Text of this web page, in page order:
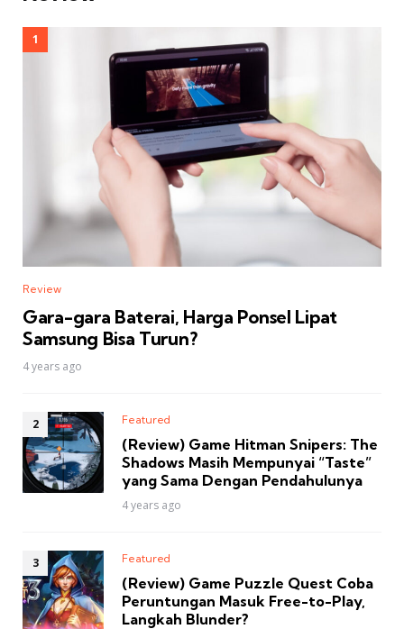
Review
Gara-gara Baterai, Harga Ponsel Lipat
Samsung Bisa Turun?
4 years ago
Featured
(Review) Game Hitman Snipers: The
Shadows Masih Mempunyai “Taste”
yang Sama Dengan Pendahulunya
4 years ago
Featured
(Review) Game Puzzle Quest Coba
Peruntungan Masuk Free-to-Play,
Langkah Blunder?